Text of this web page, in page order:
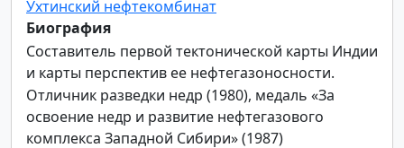
Ухтинский нефтекомбинат
Биография
Составитель первой тектонической карты Индии
и карты перспектив ее нефтегазоносности.
Отличник разведки недр (1980), медаль «За
освоение недр и развитие нефтегазового
комплекса Западной Сибири» (1987)